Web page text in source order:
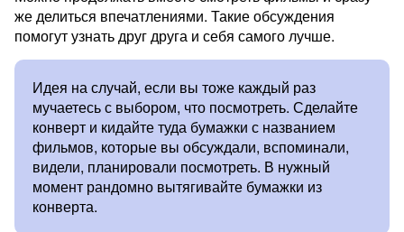
же делиться впечатлениями. Такие обсуждения
помогут узнать друг друга и себя самого лучше.
Идея на случай, если вы тоже каждый раз
мучаетесь с выбором, что посмотреть. Сделайте
конверт и кидайте туда бумажки с названием
фильмов, которые вы обсуждали, вспоминали,
видели, планировали посмотреть. В нужный
момент рандомно вытягивайте бумажки из
конверта.